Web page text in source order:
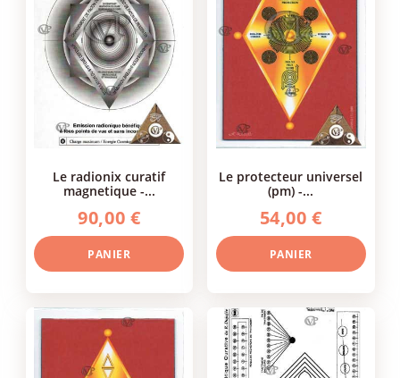
le radionix curatif
magnetique -...
90,00 €
PANIER
le protecteur universel
(pm) -...
54,00 €
PANIER